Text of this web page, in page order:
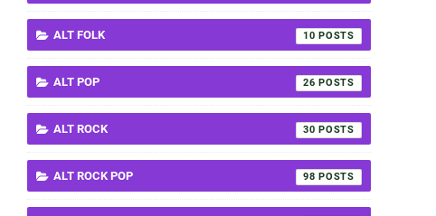
ALT FOLK 10
ALT POP 26
ALT ROCK 30
ALT ROCK POP 98